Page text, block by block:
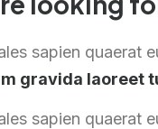
sapien quaerat
gravida laoreet
sapien quaerat